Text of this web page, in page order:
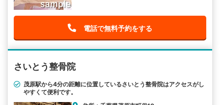
電話で無料予約をする
さいとう整骨院
茂原駅から4分の距離に位置しているさいとう整骨院はアクセスがし
やすくて便利です。